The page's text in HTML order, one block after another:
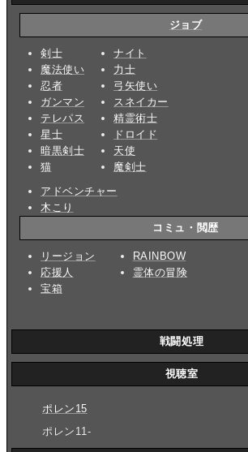
ジョブ
剣士
魔法使い
忍者
ガンマン
テレパス
星士
暗黒剣士
猫
ナイト
力士
弓矢使い
スネイカー
精霊術士
ドロイド
天使
魔剣士
アドベンチャー
木こり
コミュ・閲歴
リージョン
応援人
宝箱
RAINBOW
霊体の冒険
戦闘処理
視聴室
ポレン15
ポレン11-